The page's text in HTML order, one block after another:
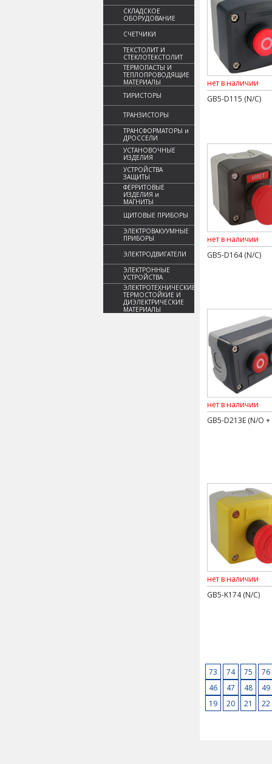
СКЛАДСКОЕ
ОБОРУДОВАНИЕ
СЧЕТЧИКИ
ТЕКСТОЛИТ И
СТЕКЛОТЕКСТОЛИТ
ТЕРМОПАСТЫ И
ТЕПЛОПРОВОДЯЩИЕ
МАТЕРИАЛЫ
ТИРИСТОРЫ
ТРАНЗИСТОРЫ
ТРАНСФОРМАТОРЫ и
ДРОССЕЛИ
УСТАНОВОЧНЫЕ
ИЗДЕЛИЯ
УСТРОЙСТВА
ЗАЩИТЫ
ФЕРРИТОВЫЕ
ИЗДЕЛИЯ и
МАГНИТЫ
ЩИТОВЫЕ ПРИБОРЫ
ЭЛЕКТРОВАКУУМНЫЕ
ПРИБОРЫ
ЭЛЕКТРОДВИГАТЕЛИ
ЭЛЕКТРОННЫЕ
УСТРОЙСТВА
ЭЛЕКТРОТЕХНИЧЕСКИЕ,
ТЕРМОСТОЙКИЕ И
ДИЭЛЕКТРИЧЕСКИЕ
МАТЕРИАЛЫ
нет в наличии
GB5-D115 (N/C)
нет в наличии
GB5-D164 (N/C)
нет в наличии
GB5-D213E (N/O +
нет в наличии
GB5-K174 (N/C)
76
75
74
73
49
48
47
46
22
21
20
19